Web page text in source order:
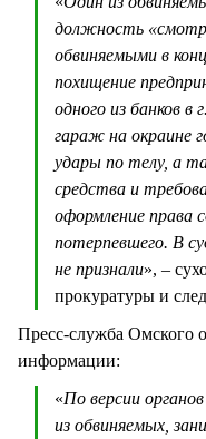
должность
обвиняемыми в
похищение
одного из банков в
гараж на окраине
удары по телу, а
средства и
оформление права
потерпевшего. В
не признали», –
прокуратуры и
Пресс-служба Омского
информации:
«По версии
из обвиняемых,